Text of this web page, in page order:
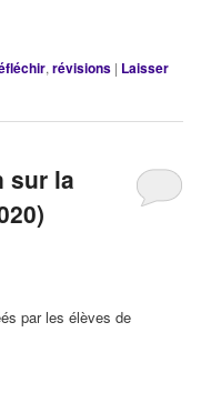
,révisions | Laisser
sur la
par les élèves de